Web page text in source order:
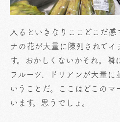
入るといきなりここどこだ
ナの花が大量に陳列されてイ
す。おかしくないかそれ。隣
フルーツ、ドリアンが大量に
いうことだ。ここはどこのマ
います。思うでしょ。